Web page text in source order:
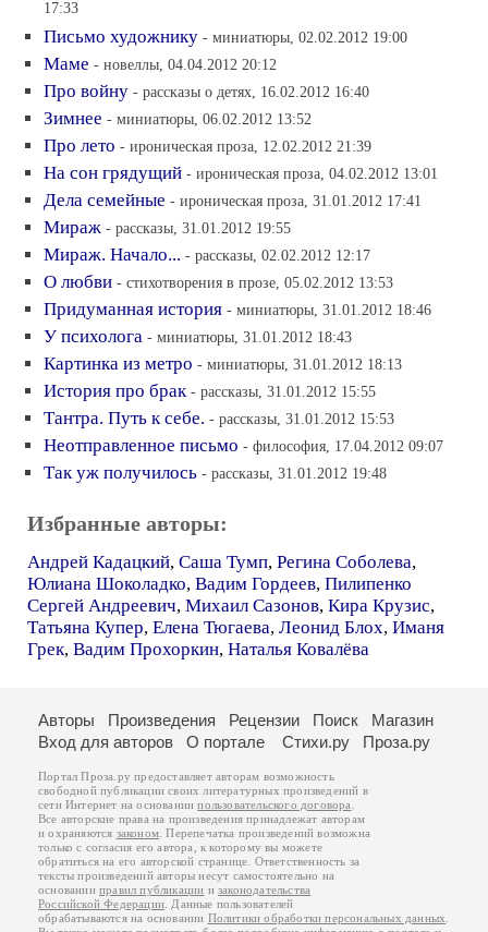
17:33
Письмо художнику - миниатюры, 02.02.2012 19:00
Маме - новеллы, 04.04.2012 20:12
Про войну - рассказы о детях, 16.02.2012 16:40
Зимнее - миниатюры, 06.02.2012 13:52
Про лето - ироническая проза, 12.02.2012 21:39
На сон грядущий - ироническая проза, 04.02.2012 13:01
Дела семейные - ироническая проза, 31.01.2012 17:41
Мираж - рассказы, 31.01.2012 19:55
Мираж. Начало... - рассказы, 02.02.2012 12:17
О любви - стихотворения в прозе, 05.02.2012 13:53
Придуманная история - миниатюры, 31.01.2012 18:46
У психолога - миниатюры, 31.01.2012 18:43
Картинка из метро - миниатюры, 31.01.2012 18:13
История про брак - рассказы, 31.01.2012 15:55
Тантра. Путь к себе. - рассказы, 31.01.2012 15:53
Неотправленное письмо - философия, 17.04.2012 09:07
Так уж получилось - рассказы, 31.01.2012 19:48
Избранные авторы:
Андрей Кадацкий, Саша Тумп, Регина Соболева,
Юлиана Шоколадко, Вадим Гордеев, Пилипенко
Сергей Андреевич, Михаил Сазонов, Кира Крузис,
Татьяна Купер, Елена Тюгаева, Леонид Блох, Иманя
Грек, Вадим Прохоркин, Наталья Ковалёва
Авторы Произведения Рецензии Поиск
Магазин
Вход для авторов
О портале Стихи.ру Проза.ру
Портал Проза.ру предоставляет авторам возможность
свободной публикации своих литературных произведений в
сети Интернет на основаниипользовательского договора
Все авторские права на произведения принадлежат авторам
и охраняются законом . Перепечатка произведений возможна
только с согласия его автора, к которому вы можете
обратиться на его авторской странице. Ответственность за
тексты произведений авторы несут самостоятельно на
основанииправил публикации изаконодательства
Российской Федерации . Данные пользователей
обрабатываются на основании Политики обработки персональных данных